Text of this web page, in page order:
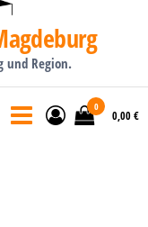
und Region.
0
0,00 €